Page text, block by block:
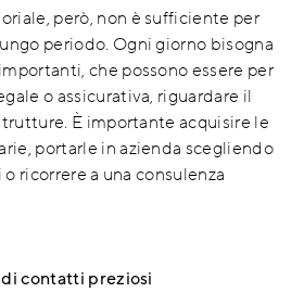
però, non è sufficiente per
periodo. Ogni giorno bisogna
che possono essere per
o assicurativa, riguardare il
È importante acquisire le
portarle in azienda scegliendo
ricorrere a una consulenza
contatti preziosi